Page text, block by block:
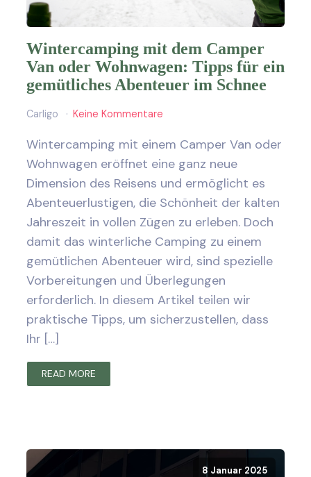
Wintercamping mit dem Camper
Van oder Wohnwagen: Tipps für ein
gemütliches Abenteuer im Schnee
Carligo Keine Kommentare
Wintercamping mit einem Camper Van oder
Wohnwagen eröffnet eine ganz neue
Dimension des Reisens und ermöglicht es
Abenteuerlustigen, die Schönheit der kalten
Jahreszeit in vollen Zügen zu erleben. Doch
damit das winterliche Camping zu einem
gemütlichen Abenteuer wird, sind spezielle
Vorbereitungen und Überlegungen
erforderlich. In diesem Artikel teilen wir
praktische Tipps, um sicherzustellen, dass
Ihr […]
READ MORE
8 Januar 2025